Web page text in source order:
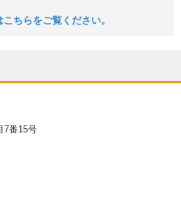
ちらをご覧ください。
7番15号